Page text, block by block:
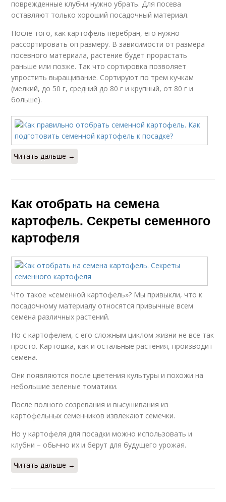
поврежденные клубни нужно убрать. Для посева
оставляют только хороший посадочный материал.
После того, как картофель перебран, его нужно
рассортировать оп размеру. В зависимости от размера
посевного материала, растение будет прорастать
раньше или позже. Так что сортировка позволяет
упростить выращивание. Сортируют по трем кучкам
(мелкий, до 50 г, средний до 80 г и крупный, от 80 г и
больше).
Читать дальше →
Как отобрать на семена
картофель. Секреты семенного
картофеля
Что такое «семенной картофель»? Мы привыкли, что к
посадочному материалу относятся привычные всем
семена различных растений.
Но с картофелем, с его сложным циклом жизни не все так
просто. Картошка, как и остальные растения, производит
семена.
Они появляются после цветения культуры и похожи на
небольшие зеленые томатики.
После полного созревания и высушивания из
картофельных семенников извлекают семечки.
Но у картофеля для посадки можно использовать и
клубни – обычно их и берут для будущего урожая.
Читать дальше →